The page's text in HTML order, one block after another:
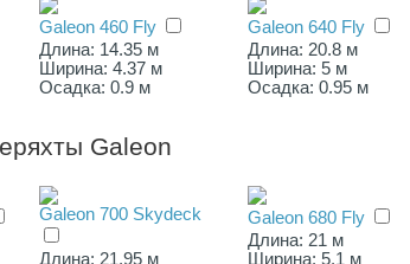
Galeon 460 Fly
Длина: 14.35 м
Ширина: 4.37 м
Осадка: 0.9 м
Galeon 640 Fly
Длина: 20.8 м
Ширина: 5 м
Осадка: 0.95 м
Galeon
Galeon 700 Skydeck
Длина: 21.95 м
Galeon 680 Fly
Длина: 21 м
Ширина: 5.1 м